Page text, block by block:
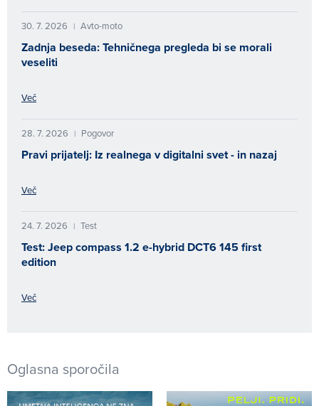
30. 7. 2026 | Avto-moto
Zadnja beseda: Tehničnega pregleda bi se morali
veseliti
Več
28. 7. 2026 | Pogovor
Pravi prijatelj: Iz realnega v digitalni svet - in nazaj
Več
24. 7. 2026 | Test
Test: Jeep compass 1.2 e-hybrid DCT6 145 first
edition
Več
Oglasna sporočila